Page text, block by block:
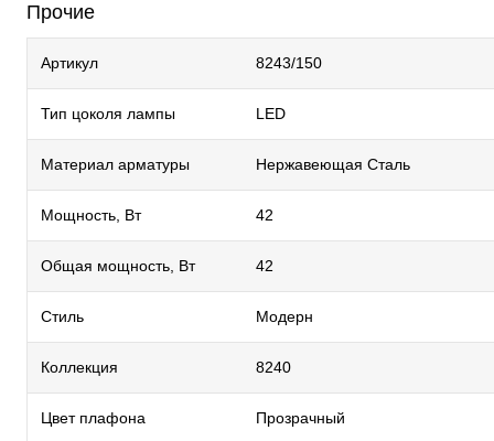
Прочие
Артикул 8243/150
Тип цоколя лампы LED
Материал арматуры Нержавеющая Сталь
Мощность, Вт 42
Общая мощность, Вт 42
Стиль Модерн
Коллекция 8240
Цвет плафона Прозрачный